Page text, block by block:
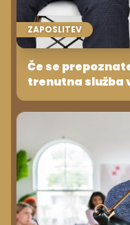
ZAPOSLITEV
Če se
trenutna služba